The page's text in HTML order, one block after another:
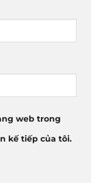
web trong
kế tiếp của tôi.